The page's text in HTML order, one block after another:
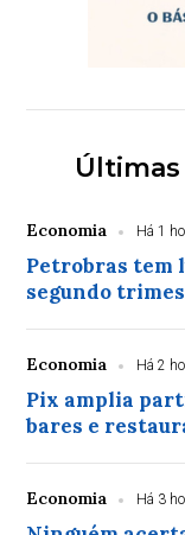
Economia Há 1
Petrobras tem
segundo
Economia Há 2
Pix amplia
bares e
Economia Há 3